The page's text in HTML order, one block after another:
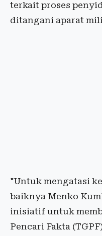
terkait proses
ditangani aparat
"Untuk mengatasi
baiknya Menko
inisiatif untuk
Pencari Fakta